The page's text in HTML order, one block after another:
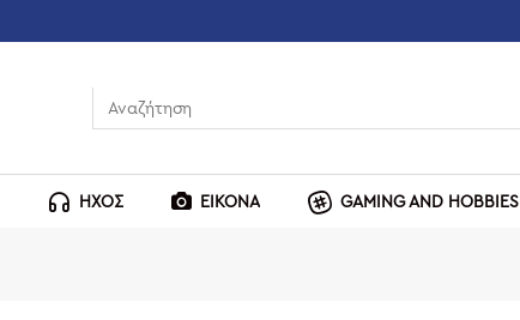
ΗΧΟΣ ΕΙΚΟΝΑ GAMING AND HOBBIES